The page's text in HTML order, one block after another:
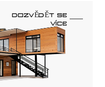
DOZVĚDĚT SE
VÍCE